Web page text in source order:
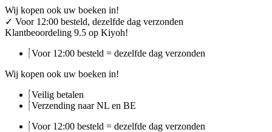
Ga
naar
de
Wij kopen ook uw boeken in!
✓ Voor 12:00 besteld, dezelfde dag verzonden
Klantbeoordeling 9.5 op Kiyoh!
Voor 12:00 besteld = dezelfde dag verzonden
Wij kopen ook uw boeken in!
Veilig betalen
Verzending naar NL en BE
Voor 12:00 besteld = dezelfde dag verzonden